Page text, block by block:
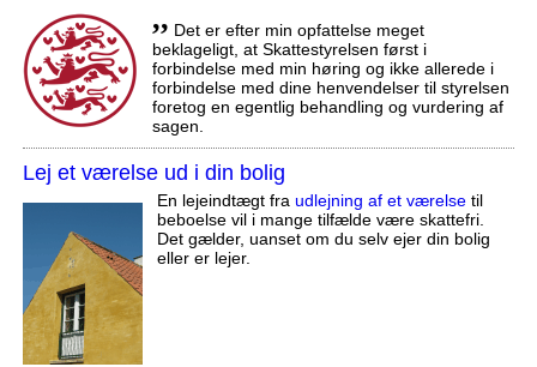
,, Det er efter min opfattelse meget
beklageligt, at Skattestyrelsen først i
forbindelse med min høring og ikke allerede i
forbindelse med dine henvendelser til styrelsen
foretog en egentlig behandling og vurdering af
sagen.
Lej et værelse ud i din bolig
En lejeindtægt fra udlejning af et værelsetil
beboelse vil i mange tilfælde være skattefri.
Det gælder, uanset om du selv ejer din bolig
eller er lejer.